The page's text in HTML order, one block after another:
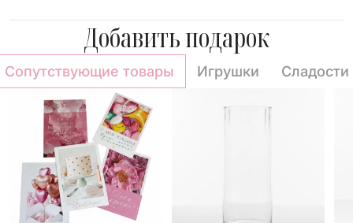
Добавить подарок
Сопутствующие товары Игрушки Сладости